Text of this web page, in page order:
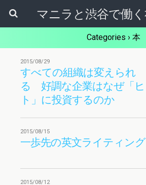
Categories › 本
2015/08/29
すべての組織は変えられ
る 好調な企業はなぜ「ヒ
ト」に投資するのか
2015/08/15
一歩先の英文ライティング
2015/08/12